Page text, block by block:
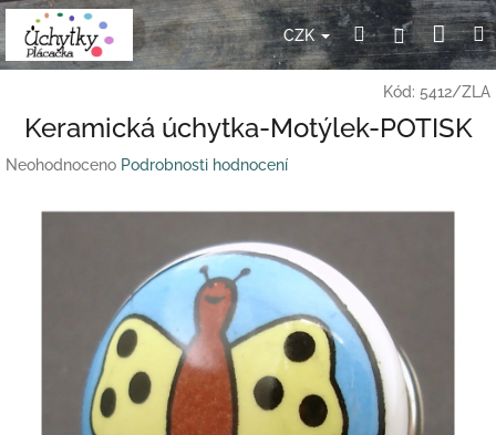
Přejít
na
obsah
CZK HledatPřihlášení
Kód: 5412/ZLA
Keramická úchytka-Motýlek-POTISK
Průměrné
produktu
Neohodnoceno Podrobnosti hodnocení